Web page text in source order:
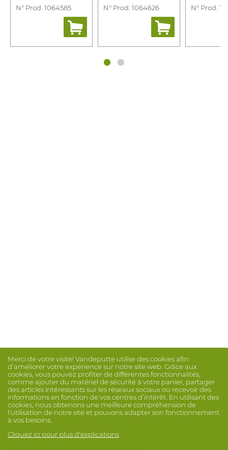
N° Prod. 1064585 N° Prod. 1064626 N° Prod.
Merci de votre visite! Vandeputte utilise des cookies afin
d’améliorer votre expérience sur notre site web. Grâce aux
cookies, vous pouvez profiter de différentes fonctionnalités,
comme ajouter du matériel de sécurité à votre panier, partager
des articles intéressants sur les réseaux sociaux ou recevoir des
informations en fonction de vos centres d’intérêt. En utilisant des
cookies, nous obtenons une meilleure compréhension de
l'utilisation de notre site et pouvons adapter son fonctionnement
à vos besoins.
Cliquez ici pour plus d'explications